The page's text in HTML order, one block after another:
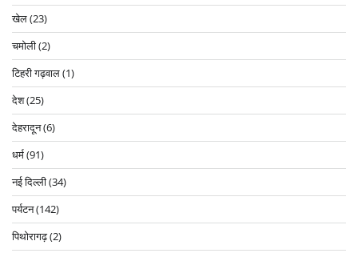
खेल(23)
चमोली(2)
टिहरी गढ़वाल(1)
देश(25)
देहरादून(6)
धर्म(91)
नई दिल्ली(34)
पर्यटन(142)
पिथोरागढ़(2)